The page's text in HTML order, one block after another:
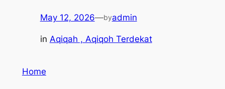
May 12, 2026—byadmin
in Aqiqah , Aqiqoh Terdekat
Home